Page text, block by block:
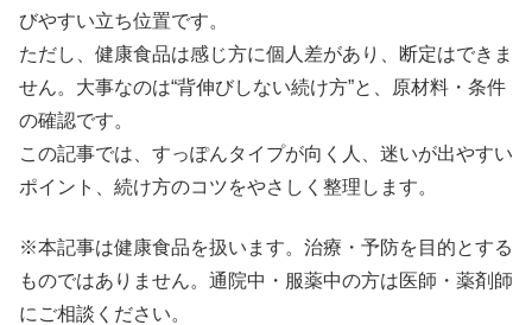
びやすい立ち位置です。
ただし、健康食品は感じ方に個人差があり、断定はできま
せん。大事なのは“背伸びしない続け方”と、原材料・条件
の確認です。
この記事では、すっぽんタイプが向く人、迷いが出やすい
ポイント、続け方のコツをやさしく整理します。
※本記事は健康食品を扱います。治療・予防を目的とする
ものではありません。通院中・服薬中の方は医師・薬剤師
にご相談ください。